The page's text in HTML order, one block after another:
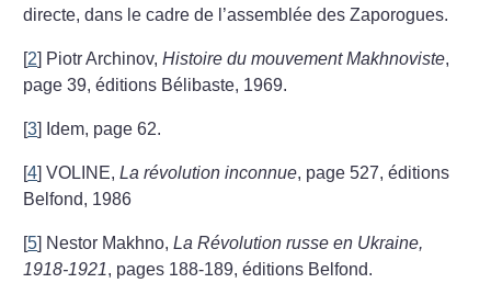
directe, dans le cadre de l’assemblée des Zaporogues.
[2] Piotr Archinov,Histoire du mouvement Makhnoviste,
page 39, éditions Bélibaste, 1969.
[3] Idem, page 62.
[4]VOLINE,La révolution inconnue, page 527, éditions
Belfond, 1986
[5] Nestor Makhno,La Révolution russe en Ukraine,
1918-1921, pages 188-189, éditions Belfond.